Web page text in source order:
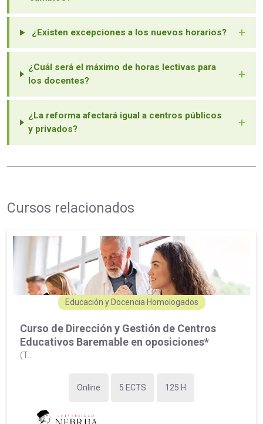
¿Existen excepciones a los nuevos horarios? +
¿Cuál será el máximo de horas lectivas para
los docentes?
+
¿La reforma afectará igual a centros públicos
y privados?
+
Cursos relacionados
Educación y Docencia Homologados
Curso de Dirección y Gestión de Centros
Educativos Baremable en oposiciones*
(T...
Online 5 ECTS 125 H